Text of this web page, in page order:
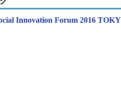
ーバルで多くの実例があり、
Innovation Forum 2016